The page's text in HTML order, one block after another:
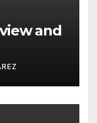
and